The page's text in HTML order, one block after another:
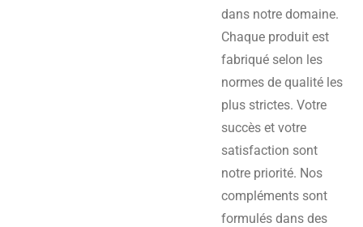
dans notre domaine.
Chaque produit est
fabriqué selon les
normes de qualité les
plus strictes. Votre
succès et votre
satisfaction sont
notre priorité. Nos
compléments sont
formulés dans des